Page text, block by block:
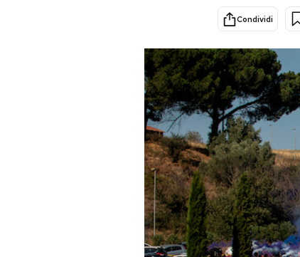
Ok Boomer!
Europa
Altrecose
Mondiali calcio 2026
Condividi